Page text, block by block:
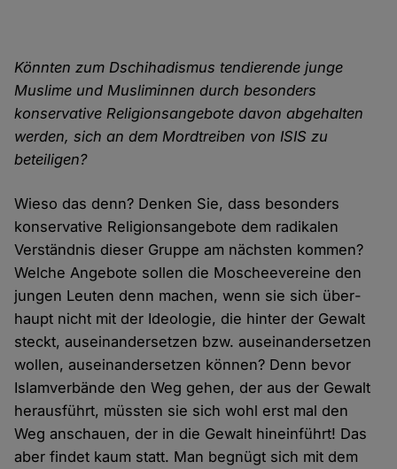
Könnten zum Dschihadismus tendierende junge
Muslime und Musliminnen durch besonders
konservative Religions­ange­bote davon abgehalten
werden, sich an dem Mord­treiben von ISIS zu
beteiligen?
Wieso das denn? Denken Sie, dass besonders
konservative Religions­angebote dem radikalen
Verständ­nis dieser Gruppe am nächsten kommen?
Welche Angebote sollen die Moschee­vereine den
jungen Leuten denn machen, wenn sie sich über­
haupt nicht mit der Ideologie, die hinter der Gewalt
steckt, aus­einander­setzen bzw. aus­einander­setzen
wollen, aus­einander­setzen können? Denn bevor
Islam­verbände den Weg gehen, der aus der Gewalt
heraus­führt, müssten sie sich wohl erst mal den
Weg an­schauen, der in die Gewalt hinein­führt! Das
aber findet kaum statt. Man begnügt sich mit dem